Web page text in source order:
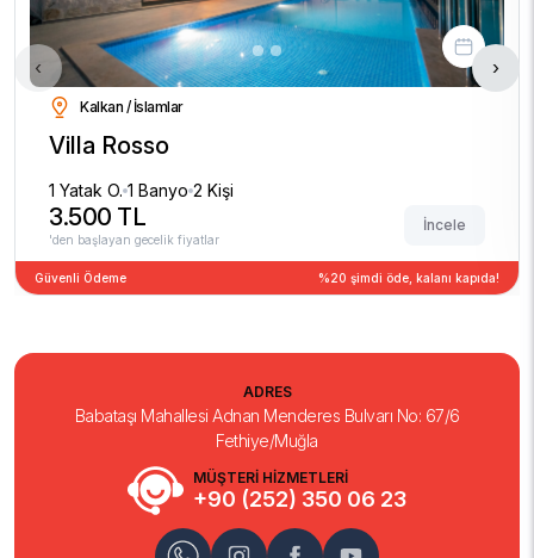
Kalkan / İslamlar
Villa Rosso
1 Yatak O. 1 Banyo 2 Kişi
3.500 TL
'den başlayan gecelik fiyatlar
İncele
Güvenli Ödeme %20 şimdi öde, kalanı kapıda!
‹ ›
MÜŞTERİ HİZMETLERİ
+90 (252) 350 06 23
ADRES
Babataşı Mahallesi Adnan Menderes Bulvarı No: 67/6
Fethiye/Muğla